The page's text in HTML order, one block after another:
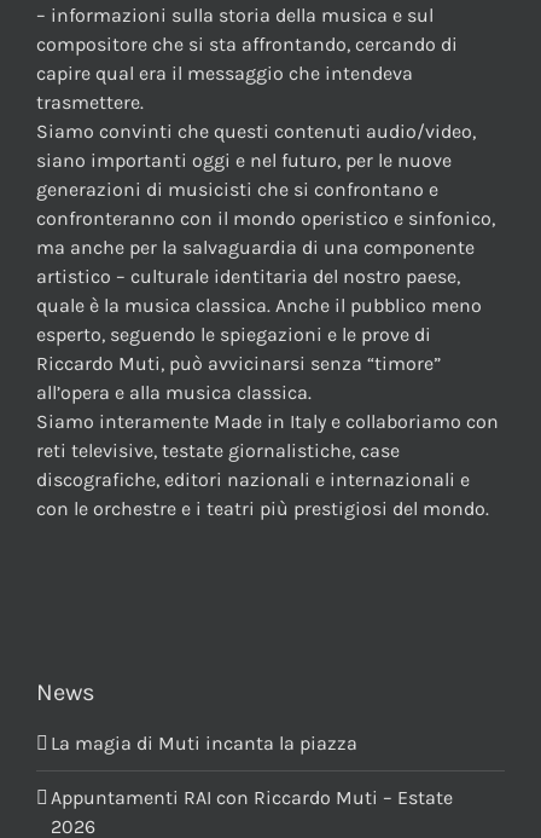
– informazioni sulla storia della musica e sul
compositore che si sta affrontando, cercando di
capire qual era il messaggio che intendeva
trasmettere.
Siamo convinti che questi contenuti audio/video,
siano importanti oggi e nel futuro, per le nuove
generazioni di musicisti che si confrontano e
confronteranno con il mondo operistico e sinfonico,
ma anche per la salvaguardia di una componente
artistico – culturale identitaria del nostro paese,
quale è la musica classica. Anche il pubblico meno
esperto, seguendo le spiegazioni e le prove di
Riccardo Muti, può avvicinarsi senza “timore”
all’opera e alla musica classica.
Siamo interamente Made in Italy e collaboriamo con
reti televisive, testate giornalistiche, case
discografiche, editori nazionali e internazionali e
con le orchestre e i teatri più prestigiosi del mondo.
News
La magia di Muti incanta la piazza
Appuntamenti RAI con Riccardo Muti – Estate
2026